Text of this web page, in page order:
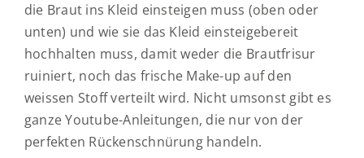
die Braut ins Kleid einsteigen muss (oben oder
unten) und wie sie das Kleid einsteigebereit
hochhalten muss, damit weder die Brautfrisur
ruiniert, noch das frische Make-up auf den
weissen Stoff verteilt wird. Nicht umsonst gibt es
ganze Youtube-Anleitungen, die nur von der
perfekten Rückenschnürung handeln.